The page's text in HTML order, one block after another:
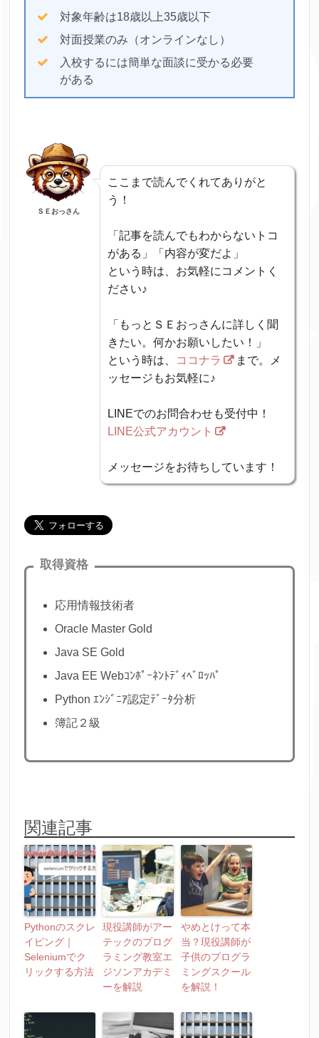
対象年齢は18歳以上35歳以下
対面授業のみ（オンラインなし）
入校するには簡単な面談に受かる必要
がある
ＳＥおっさん
ここまで読んでくれてありがと
う！
「記事を読んでもわからないトコ
がある」「内容が変だよ」
という時は、お気軽にコメントく
ださい♪
「もっとＳＥおっさんに詳しく聞
きたい。何かお願いしたい！」
という時は、 ココナラ
まで。メ
ッセージもお気軽に♪
LINEでのお問合わせも受付中！
LINE公式アカウント
メッセージをお待ちしています！
取得資格
応用情報技術者
Oracle Master Gold
Java SE Gold
Java EE Webｺﾝﾎﾟｰﾈﾝﾄﾃﾞｨﾍﾞﾛｯﾊﾟ
Python ｴﾝｼﾞﾆｱ認定ﾃﾞｰﾀ分析
簿記２級
関連記事
Pythonのスクレ
イピング｜
Seleniumでク
リックする方法
現役講師がアー
テックのプログ
ラミング教室エ
ジソンアカデミ
ーを解説
やめとけって本
当？現役講師が
子供のプログラ
ミングスクール
を解説！